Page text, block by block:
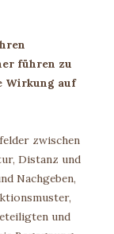
führen zu
Wirkung auf
zwischen
Distanz und
Nachgeben,
und